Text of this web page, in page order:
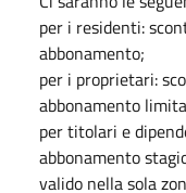
per i residenti:
abbonamento;
per i proprietari:
abbonamento
per titolari e
abbonamento
valido nella sola